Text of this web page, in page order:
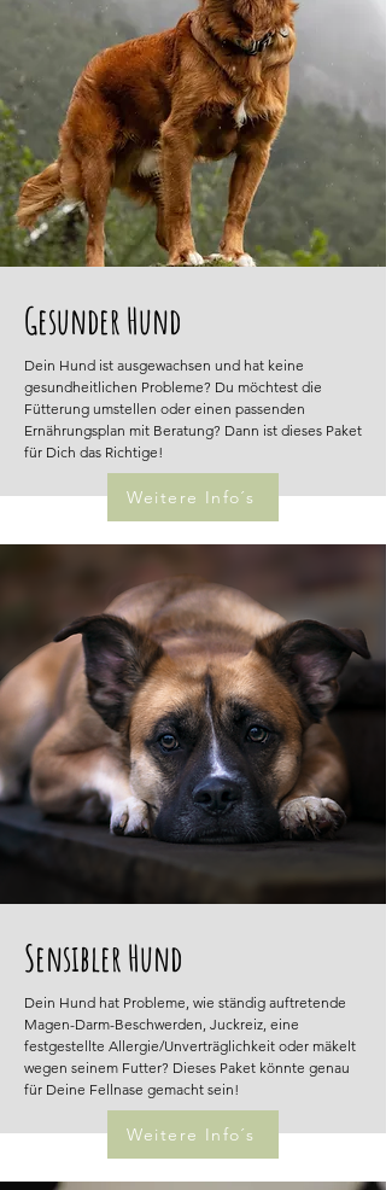
Gesunder Hund
Dein Hund ist ausgewachsen und hat keine
gesundheitlichen Probleme? Du möchtest die
Fütterung umstellen oder einen passenden
Ernährungsplan mit Beratung? Dann ist dieses Paket
für Dich das Richtige!
Sensibler Hund
Dein Hund hat Probleme, wie ständig auftretende
Magen-Darm-Beschwerden, Juckreiz, eine
festgestellte Allergie/Unverträglichkeit oder mäkelt
wegen seinem Futter? Dieses Paket könnte genau
für Deine Fellnase gemacht sein!
Weitere Info´s
Weitere Info´s